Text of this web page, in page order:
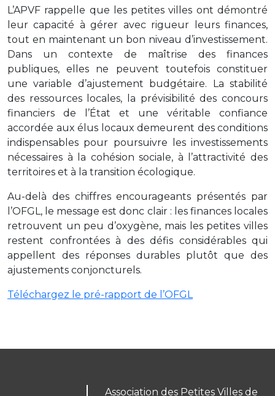
L’APVF rappelle que les petites villes ont démontré
leur capacité à gérer avec rigueur leurs finances,
tout en maintenant un bon niveau d’investissement.
Dans un contexte de maîtrise des finances
publiques, elles ne peuvent toutefois constituer
une variable d’ajustement budgétaire. La stabilité
des ressources locales, la prévisibilité des concours
financiers de l’État et une véritable confiance
accordée aux élus locaux demeurent des conditions
indispensables pour poursuivre les investissements
nécessaires à la cohésion sociale, à l’attractivité des
territoires et à la transition écologique.
Au-delà des chiffres encourageants présentés par
l’OFGL, le message est donc clair : les finances locales
retrouvent un peu d’oxygène, mais les petites villes
restent confrontées à des défis considérables qui
appellent des réponses durables plutôt que des
ajustements conjoncturels.
Téléchargez le pré-rapport de l’OFGL
Association des Petites Villes de